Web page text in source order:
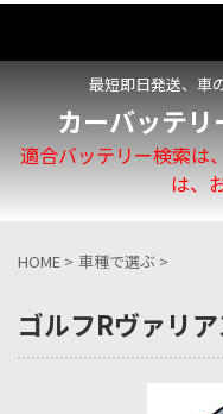
最短即日発送、車
カーバッテ
適合バッテリー検索は
は、
HOME > 車種で選ぶ >
ゴルフRヴァリ